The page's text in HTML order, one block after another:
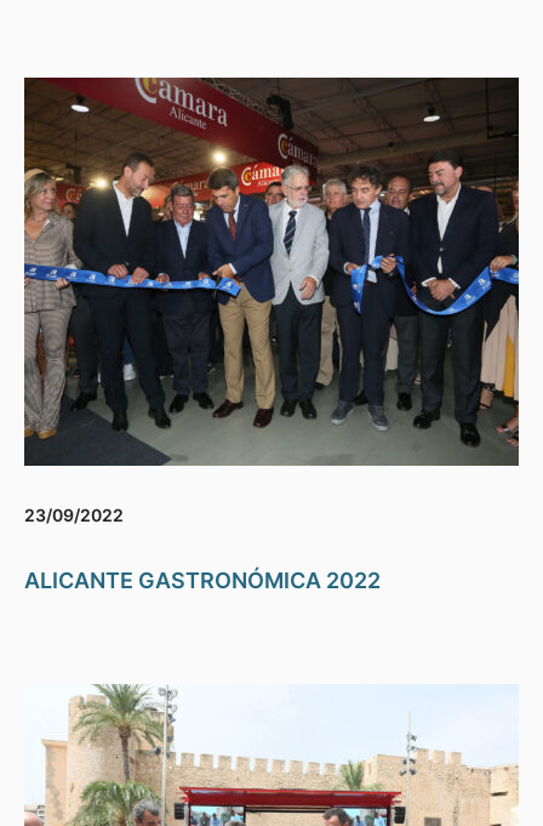
23/09/2022
ALICANTE GASTRONÓMICA 2022